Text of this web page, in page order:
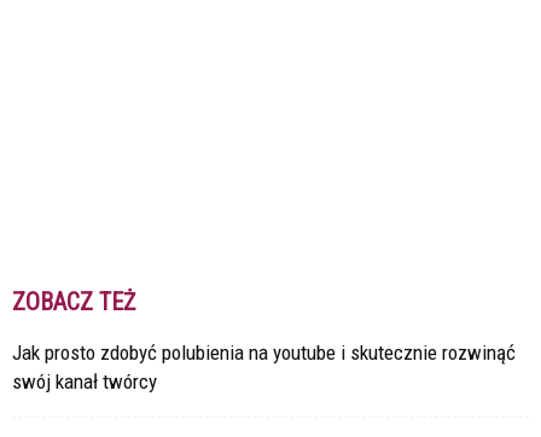
ZOBACZ TEŻ
Jak prosto zdobyć polubienia na youtube i skutecznie rozwinąć
swój kanał twórcy